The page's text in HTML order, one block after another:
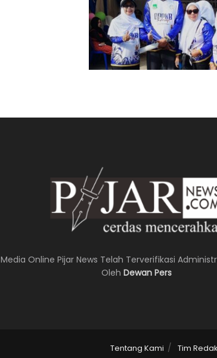
Media Online Pijar News Telah Terverifikasi
Oleh Dewan Pers
Tentang Kami Tim